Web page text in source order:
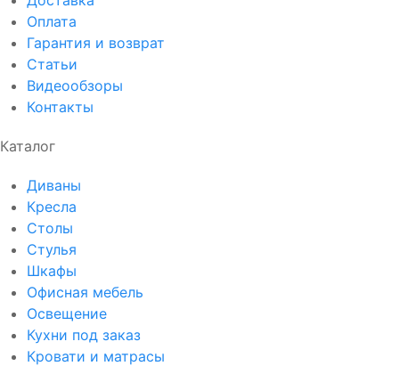
Оплата
Гарантия и возврат
Статьи
Видеообзоры
Контакты
Каталог
Диваны
Кресла
Столы
Стулья
Шкафы
Офисная мебель
Освещение
Кухни под заказ
Кровати и матрасы